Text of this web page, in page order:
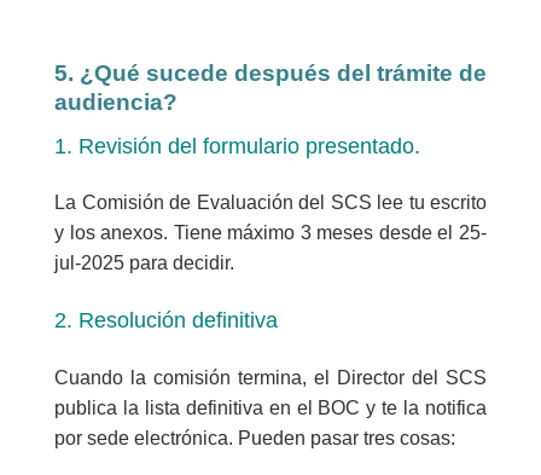
5. ¿Qué sucede después del trámite de
audiencia?
1. Revisión del formulario presentado.
La Comisión de Evaluación del SCS lee tu escrito
y los anexos. Tiene máximo 3 meses desde el 25-
jul-2025 para decidir.
2. Resolución definitiva
Cuando la comisión termina, el Director del SCS
publica la lista definitiva en el BOC y te la notifica
por sede electrónica. Pueden pasar tres cosas: